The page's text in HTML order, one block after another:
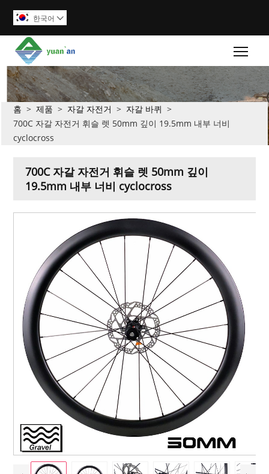
한국어 
홈 > 제품 > 자갈 자전거 > 자갈 바퀴 >
700C 자갈 자전거 휘슬 렛 50mm 깊이 19.5mm 내부 너비
cyclocross
700C 자갈 자전거 휘슬 렛 50mm 깊이
19.5mm 내부 너비 cyclocross